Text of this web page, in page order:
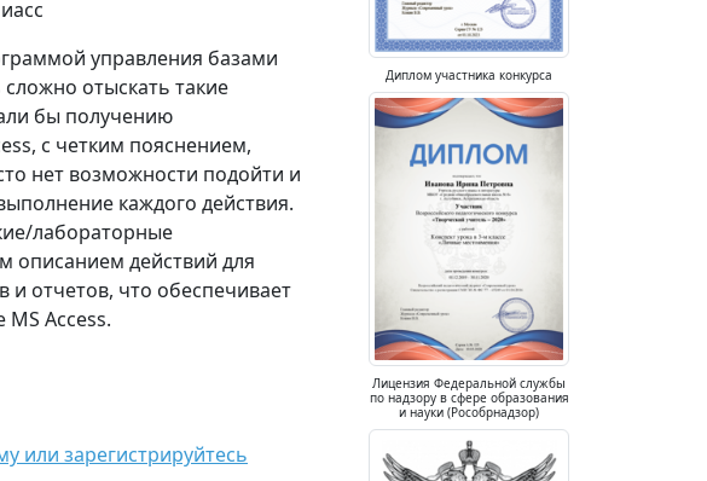
управления базами
отыскать такие
бы получению
с четким пояснением,
нет возможности подойти и
каждого действия.
лабораторные
описанием действий для
отчетов, что обеспечивает
Access.
или зарегистрируйтесь
Диплом участника конкурса
Лицензия Федеральной службы
по надзору в сфере образования
и науки (Рособрнадзор)